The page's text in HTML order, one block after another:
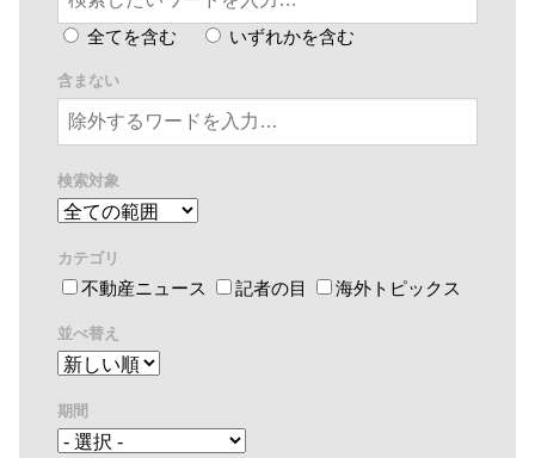
全てを含む いずれかを含む
含まない
検索対象
カテゴリ
不動産ニュース 記者の目 海外トピックス
並べ替え
期間